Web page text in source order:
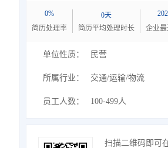
0%
简历处理率
0天
简历平均处理时长
企业最
单位性质： 民营
所属行业： 交通/运输/物流
员工人数： 100-499人
扫描二维码即可